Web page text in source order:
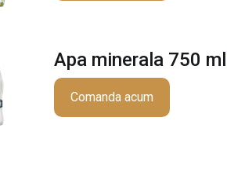
Apa minerala 750 ml
Comanda acum